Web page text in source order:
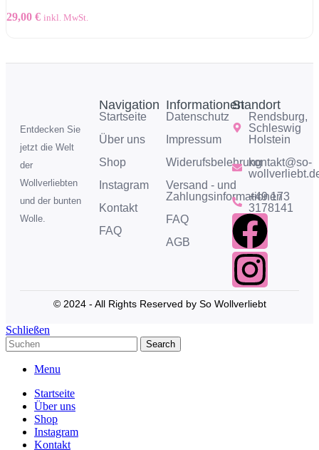
29,00 € inkl. MwSt.
Entdecken Sie
jetzt die Welt
der
Wollverliebten
und der bunten
Wolle.
Navigation
Startseite
Über uns
Shop
Instagram
Kontakt
FAQ
Informationen
Datenschutz
Impressum
Widerufsbelehrung
Versand - und
Zahlungsinformationen
FAQ
AGB
Standort
Rendsburg,
Schleswig
Holstein
kontakt@so-
+49 173
3178141
© 2024 - All Rights Reserved by So Wollverliebt
Schließen
Search
Menu
Startseite
Über uns
Shop
Instagram
Kontakt